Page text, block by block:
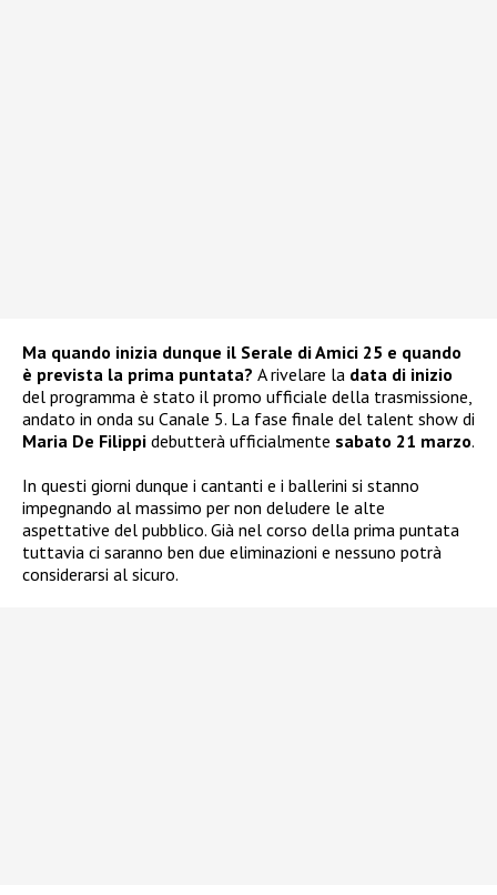
Ma quando inizia dunque il Serale di Amici 25 e quando
è prevista la prima puntata? A rivelare la data di inizio
del programma è stato il promo ufficiale della trasmissione,
andato in onda su Canale 5. La fase finale del talent show di
Maria De Filippi debutterà ufficialmente sabato 21 marzo.
In questi giorni dunque i cantanti e i ballerini si stanno
impegnando al massimo per non deludere le alte
aspettative del pubblico. Già nel corso della prima puntata
tuttavia ci saranno ben due eliminazioni e nessuno potrà
considerarsi al sicuro.